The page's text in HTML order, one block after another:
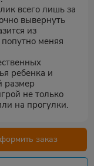
всего лишь за
вывернуть
из
меняя
ребенка и
размер
не только
на прогулки.
заказ